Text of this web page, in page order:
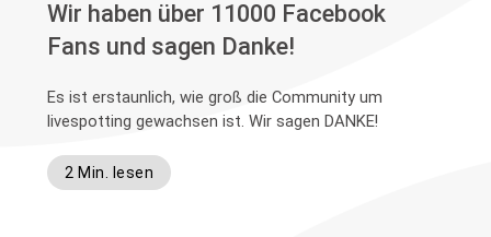
Wir haben über 11000 Facebook
Fans und sagen Danke!
Es ist erstaunlich, wie groß die Community um
livespotting gewachsen ist. Wir sagen DANKE!
2 Min. lesen